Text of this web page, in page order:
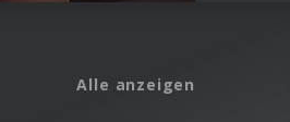
Alle anzeigen